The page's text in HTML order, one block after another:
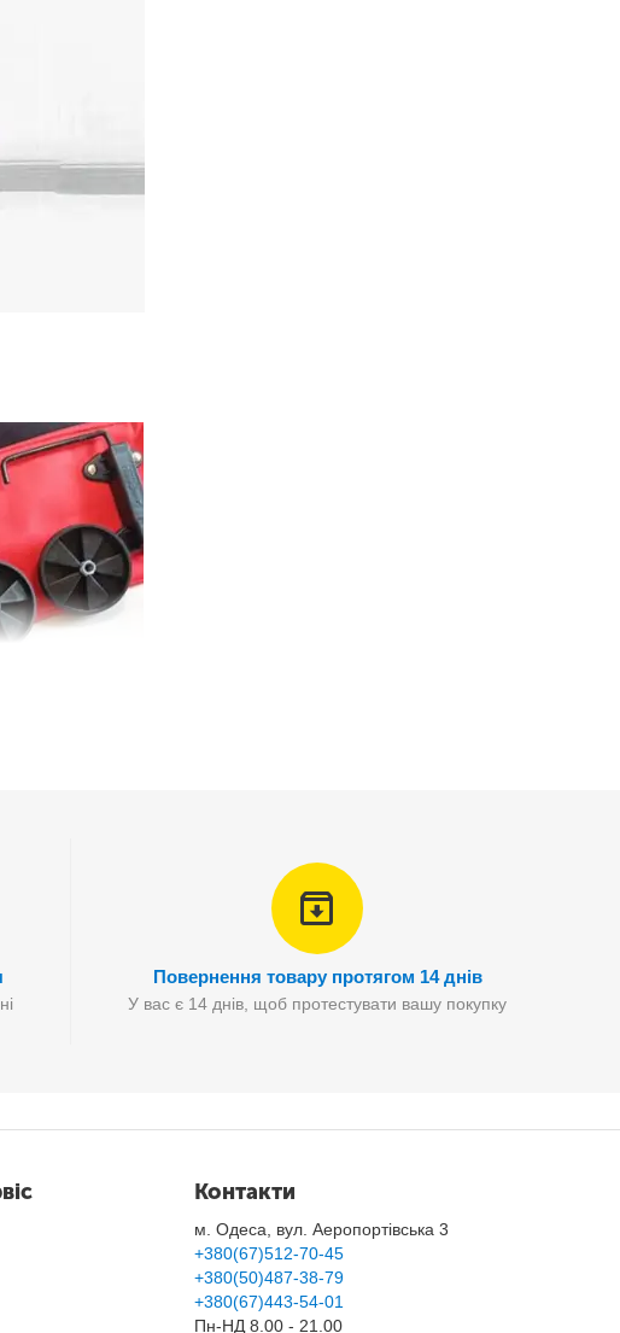
Повернення товару протягом 14 днів
У вас є 14 днів, щоб протестувати вашу покупку
Контакти
м. Одеса, вул. Аеропортівська 3
+380(67)512-70-45
+380(50)487-38-79
+380(67)443-54-01
Пн-НД 8.00 - 21.00